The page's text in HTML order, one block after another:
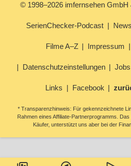
© 1998–2026 imfernsehen GmbH
SerienChecker-Podcast
Filme A–Z Impressum
Datenschutzeinstellungen Jobs
Links Facebook
* Transparenzhinweis: Für gekennzeichnete
Rahmen eines Affiliate-Partnerprogramms.
Käufer, unterstützt uns aber bei der